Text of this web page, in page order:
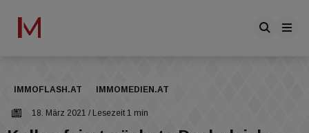
IMMOFLASH.AT IMMOMEDIEN.AT
18. März 2021 / Lesezeit 1 min